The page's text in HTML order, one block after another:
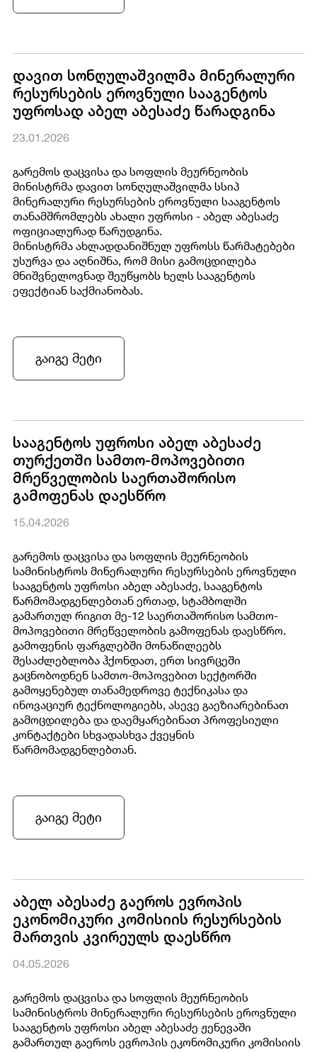
დავით სონღულაშვილმა მინერალური
რესურსების ეროვნული სააგენტოს
უფროსად აბელ აბესაძე წარადგინა
23.01.2026
გარემოს დაცვისა და სოფლის მეურნეობის
მინისტრმა დავით სონღულაშვილმა სსიპ
მინერალური რესურსების ეროვნული სააგენტოს
თანამშრომლებს ახალი უფროსი - აბელ აბესაძე
ოფიციალურად წარუდგინა.
მინისტრმა ახლადდანიშნულ უფროსს წარმატებები
უსურვა და აღნიშნა, რომ მისი გამოცდილება
მნიშვნელოვნად შეუწყობს ხელს სააგენტოს
ეფექტიან საქმიანობას.
გაიგე მეტი
სააგენტოს უფროსი აბელ აბესაძე
თურქეთში სამთო-მოპოვებითი
მრეწველობის საერთაშორისო
გამოფენას დაესწრო
15.04.2026
გარემოს დაცვისა და სოფლის მეურნეობის
სამინისტროს მინერალური რესურსების ეროვნული
სააგენტოს უფროსი აბელ აბესაძე, სააგენტოს
წარმომადგენლებთან ერთად, სტამბოლში
გამართულ რიგით მე-12 საერთაშორისო სამთო-
მოპოვებითი მრეწველობის გამოფენას დაესწრო.
გამოფენის ფარგლებში მონაწილეებს
შესაძლებლობა ჰქონდათ, ერთ სივრცეში
გაცნობოდნენ სამთო-მოპოვებით სექტორში
გამოყენებულ თანამედროვე ტექნიკასა და
ინოვაციურ ტექნოლოგიებს, ასევე გაეზიარებინათ
გამოცდილება და დაემყარებინათ პროფესიული
კონტაქტები სხვადასხვა ქვეყნის
წარმომადგენლებთან.
გაიგე მეტი
აბელ აბესაძე გაეროს ევროპის
ეკონომიკური კომისიის რესურსების
მართვის კვირეულს დაესწრო
04.05.2026
გარემოს დაცვისა და სოფლის მეურნეობის
სამინისტროს მინერალური რესურსების ეროვნული
სააგენტოს უფროსი აბელ აბესაძე ჟენევაში
გამართულ გაეროს ევროპის ეკონომიკური კომისიის